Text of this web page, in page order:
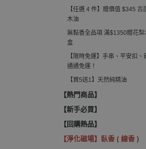
【任選 4 件】贈價值 $345 古
木油
無黏香全品項 滿$1350贈花梨
盒
【限時免運】手串、平安扣、
通通免運！
【買5送1】天然純精油
【熱門商品】
【新手必買】
【回購熱品】
【淨化磁場】臥香 ( 線香 )